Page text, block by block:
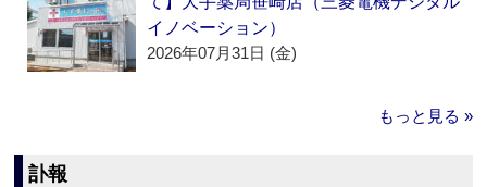
イノベーション）
2026年07月31日 (金)
もっと見る »
訃報